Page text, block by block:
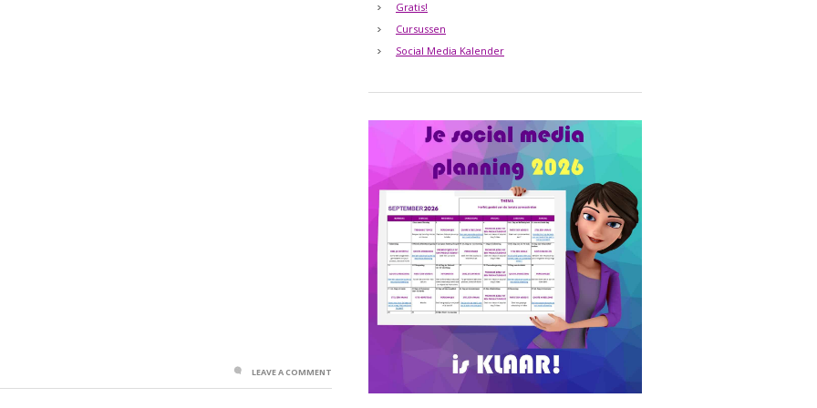
LEAVE A COMMENT
Gratis!
Cursussen
Social Media Kalender